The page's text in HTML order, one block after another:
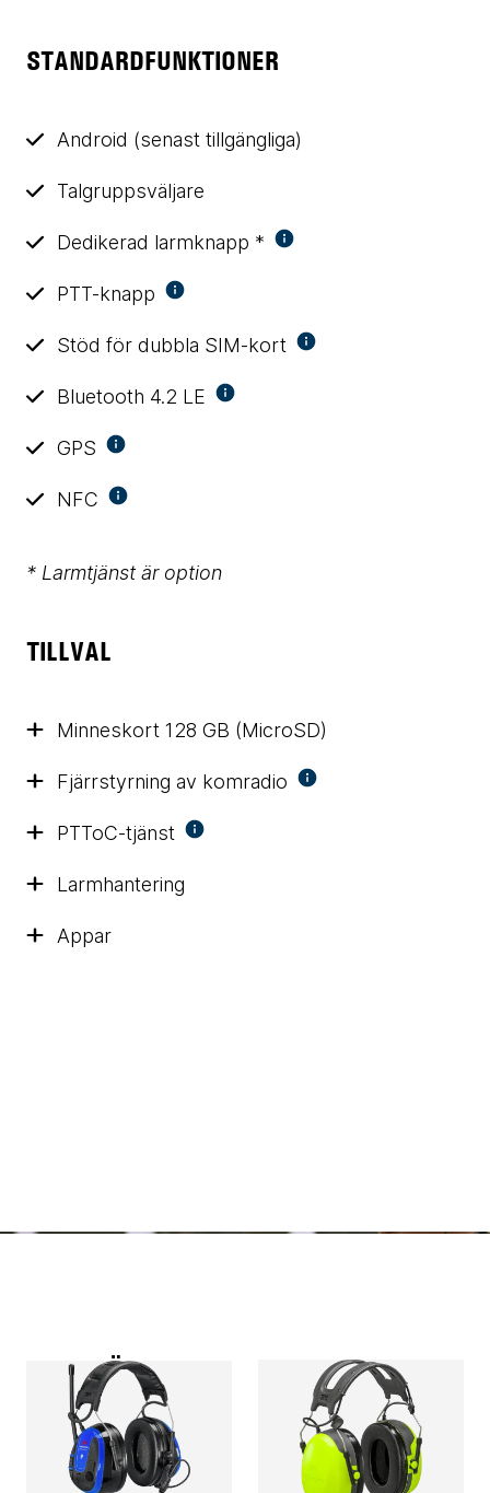
STANDARDFUNKTIONER
Android (senast tillgängliga)
Talgruppsväljare
Dedikerad larmknapp *
PTT-knapp
Stöd för dubbla SIM-kort
Bluetooth 4.2 LE
GPS
NFC
* Larmtjänst är option
TILLVAL
Minneskort 128 GB (MicroSD)
Fjärrstyrning av komradio
PTToC-tjänst
Larmhantering
Appar
TILLBEHÖR
Audiotillbehör Audiotillbehör